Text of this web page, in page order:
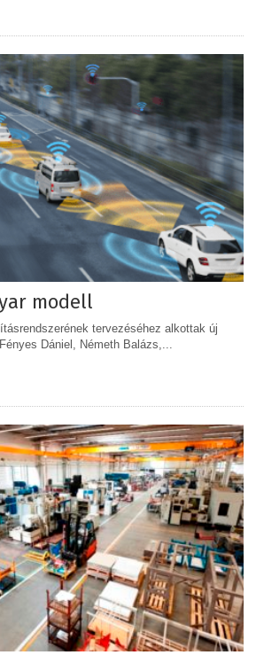
modell
tervezéséhez alkottak új
Dániel, Németh Balázs,...